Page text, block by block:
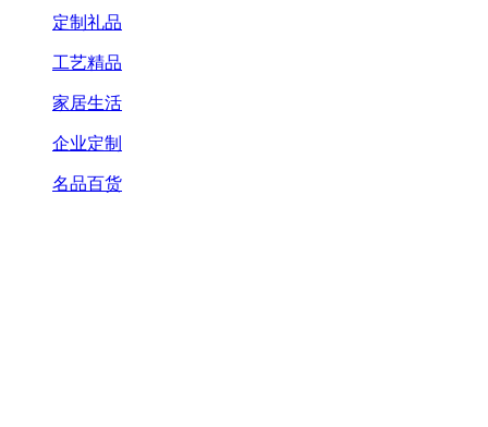
定制礼品
工艺精品
家居生活
企业定制
名品百货